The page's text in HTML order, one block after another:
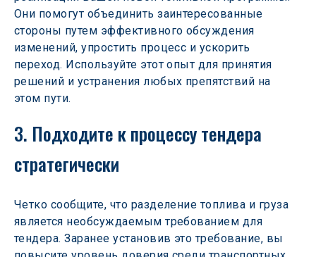
Они помогут объединить заинтересованные
стороны путем эффективного обсуждения
изменений, упростить процесс и ускорить
переход. Используйте этот опыт для принятия
решений и устранения любых препятствий на
этом пути.
3. Подходите к процессу тендера
стратегически
Четко сообщите, что разделение топлива и груза
является необсуждаемым требованием для
тендера. Заранее установив это требование, вы